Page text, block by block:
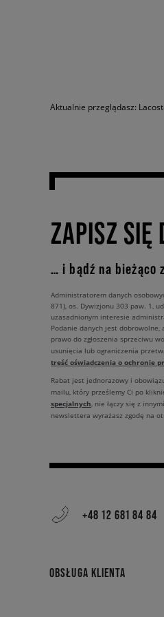
Aktualnie przeglądasz:
ZAPISZ SIĘ
… i bądź na bieżąco
Administratorem danych
871), os. Dywizjonu 303 paw. 1,
uzasadnionym interesie
Podanie danych jest
prawo do zgłoszenia sprzeciwu
usunięcia lub ograniczenia
treść oświadczenia o ochronie
Rabat jest jednorazowy i
mailu, który prześlemy Ci po
specjalnych, nie łączy się z
newslettera wyrażasz zgodę na
+48 12 681 84 84
OBSŁUGA KLIENTA